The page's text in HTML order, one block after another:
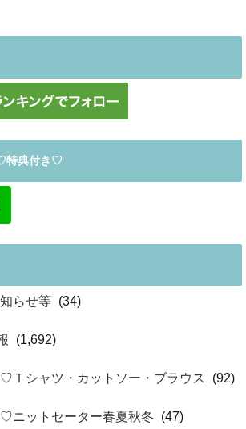
特典付き♡
らせ等 (34)
(1,692)
Ｔシャツ・カットソー・ブラウス (92)
ニットセーター春夏秋冬 (47)